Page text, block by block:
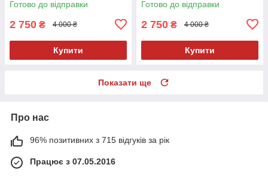
Готово до відправки
2 750 ₴ 4 000 ₴
Купити
Готово до відправки
2 750 ₴ 4 000 ₴
Купити
Показати ще
Про нас
96% позитивних з 715 відгуків за рік
Працює з 07.05.2016